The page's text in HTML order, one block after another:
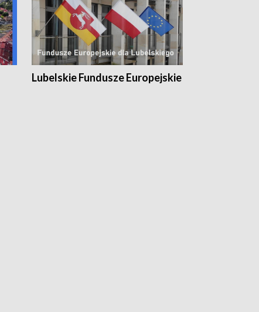
Lubelskie Fundusze Europejskie